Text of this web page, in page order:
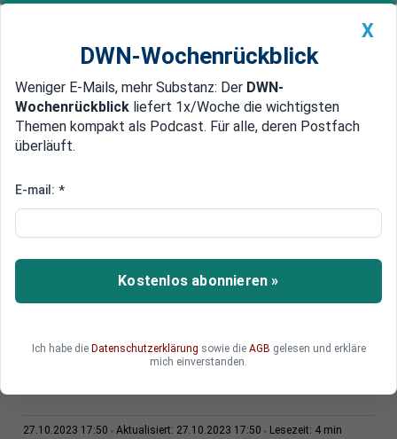
Newsticker MEIN DWN: Geldanlage Premium
Edelmetalle DWN-Magazin China
Milliarden-Absatz: Lohnen sich
Anleger investieren derzeit hohe Summen in
Expresszertifikate. Diese können Renditen von 3
Prozent und mehr abwerfen. Lohnt sich das?
27.10.2023 17:50 Aktualisiert: 27.10.2023 17:50 Lesezeit: 4 min
X
DWN-Wochenrückblick
Weniger E-Mails, mehr Substanz: Der DWN-
Wochenrückblick liefert 1x/Woche die wichtigsten
Themen kompakt als Podcast. Für alle, deren Postfach
überläuft.
E-mail: *
Kostenlos abonnieren »
Ich habe die Datenschutzerklärung sowie die AGB gelesen und erkläre
mich einverstanden.